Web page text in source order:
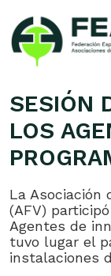
content
Española
de
Asociaciones
de
Fundidores
SESIÓN
LOS
La Asociación
(AFV)
Agentes de
tuvo lugar el
instalaciones